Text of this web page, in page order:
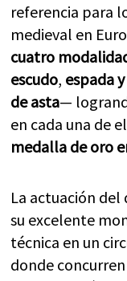
referencia para
medieval en
cuatro
escudo, espada
de asta—
en cada una de
medalla de oro
La actuación
su excelente
técnica en un
donde